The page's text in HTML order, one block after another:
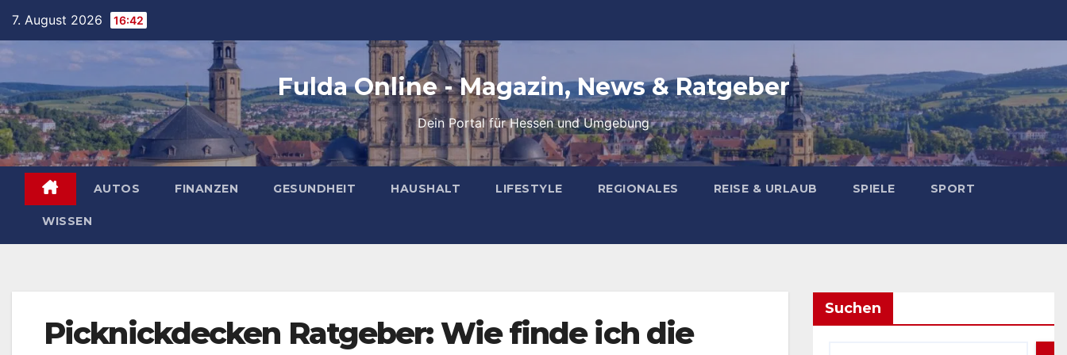
content
7. August 2026 16:42
Fulda Online - Magazin, News & Ratgeber
Dein Portal für Hessen und Umgebung
AUTOS FINANZEN GESUNDHEIT HAUSHALT LIFESTYLE REGIONALES REISE & URLAUB SPIELE SPORT
WISSEN
Picknickdecken Ratgeber: Wie finde ich die
Suchen